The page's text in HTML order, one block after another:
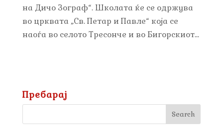
на Дичо Зограф“. Школата ќе се одржува
во црквата „Св. Петар и Павле“ која се
наоѓа во селото Тресонче и во Бигорскиот...
Пребарај